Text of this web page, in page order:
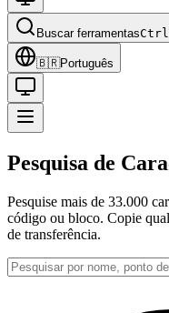
Buscar ferramentasCtrl
🇧🇷Português
Pesquisa de
Pesquise mais de 33.000
código ou bloco. Copie
de transferência.